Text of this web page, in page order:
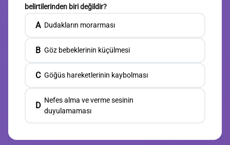
belirtilerinden biri değildir?
A Dudakların morarması
B Göz bebeklerinin küçülmesi
C Göğüs hareketlerinin kaybolması
D
Nefes alma ve verme sesinin
duyulamaması